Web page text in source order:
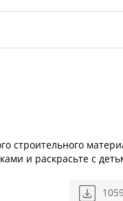
строительного
и раскрасьте с